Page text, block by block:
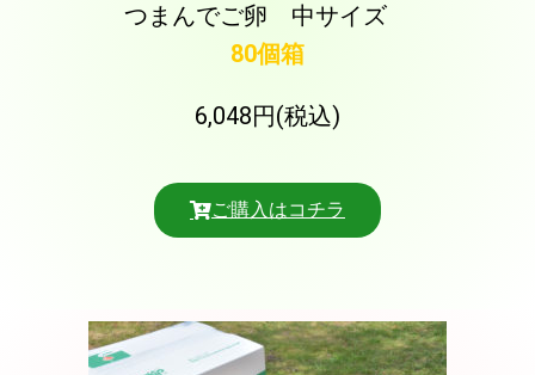
つまんでご卵 中サイズ
80個箱
6,048円(税込)
ご購入はコチラ